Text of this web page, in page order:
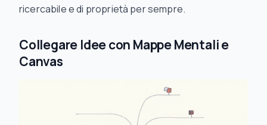
ricercabile e di proprietà per sempre.
Collegare Idee con Mappe Mentali e
Canvas